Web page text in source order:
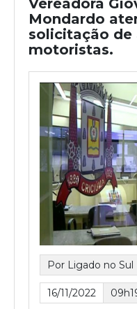
Vereadora
Mondardo
solicitação de
motoristas.
Por Ligado no Sul
16/11/2022